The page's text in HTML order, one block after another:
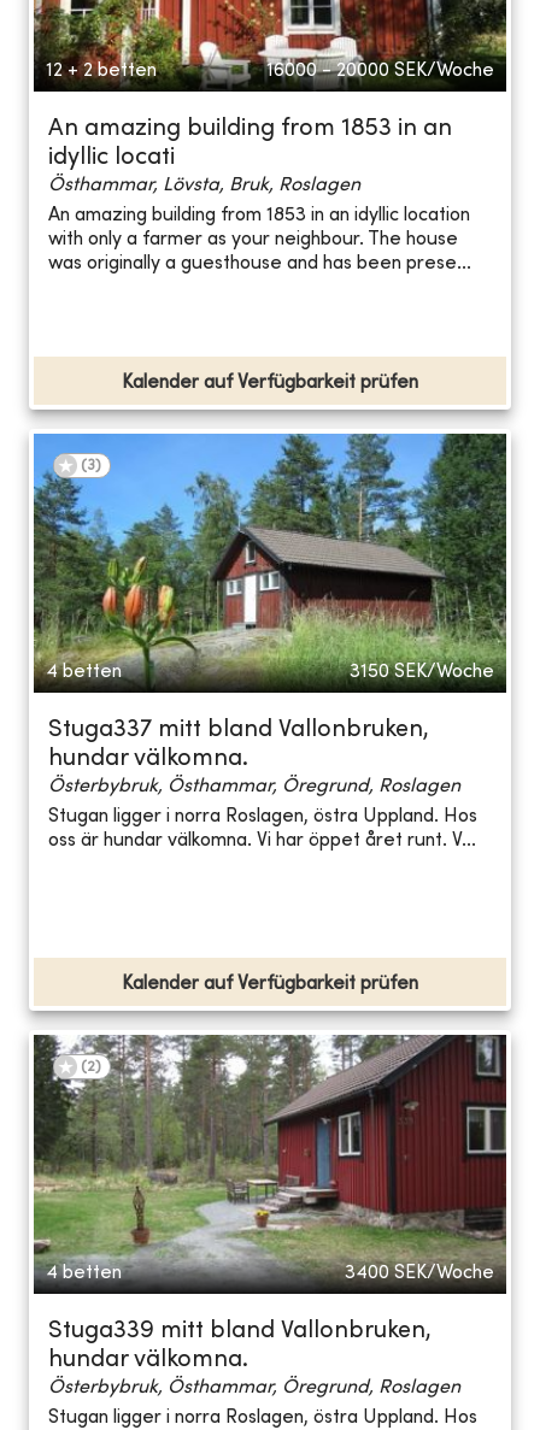
12 + 2 betten 16000 - 20000 SEK/Woche
An amazing building from 1853 in an
idyllic locati
Östhammar, Lövsta, Bruk, Roslagen
An amazing building from 1853 in an idyllic location
with only a farmer as your neighbour. The house
was originally a guesthouse and has been prese...
Kalender auf Verfügbarkeit prüfen
(3)
4 betten 3150 SEK/Woche
Stuga337 mitt bland Vallonbruken,
hundar välkomna.
Österbybruk, Östhammar, Öregrund, Roslagen
Stugan ligger i norra Roslagen, östra Uppland. Hos
oss är hundar välkomna. Vi har öppet året runt. V...
Kalender auf Verfügbarkeit prüfen
(2)
4 betten 3400 SEK/Woche
Stuga339 mitt bland Vallonbruken,
hundar välkomna.
Österbybruk, Östhammar, Öregrund, Roslagen
Stugan ligger i norra Roslagen, östra Uppland. Hos